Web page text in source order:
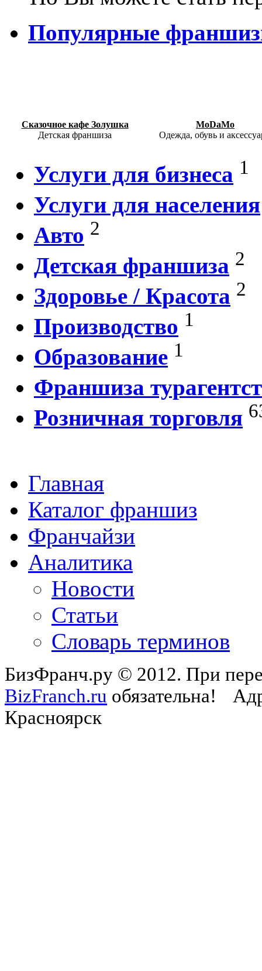
Популярные
Сказочное кафе Золушка
Детская франшиза
MoDaMo
Одежда, обувь и
Услуги для бизнеса 1
Услуги для населения
Авто 2
Детская франшиза 2
Здоровье / Красота 2
Производство 1
Образование 1
Франшиза
Розничная торговля
Главная
Каталог франшиз
Франчайзи
Аналитика
Новости
Статьи
Словарь терминов
БизФранч.ру © 2012. При
BizFranch.ru обязательна!
Красноярск